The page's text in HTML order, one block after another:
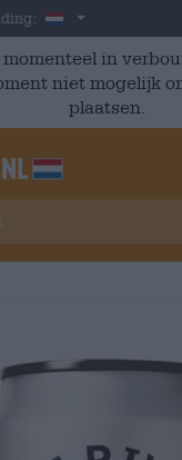
Nederland
in
niet mogelijk
plaatsen.